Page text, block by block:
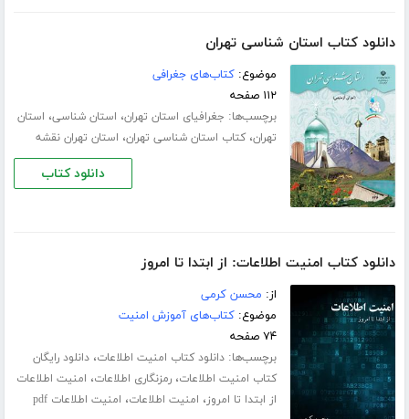
دانلود کتاب استان شناسی تهران
موضوع:کتاب‌های جغرافی
۱۱۲ صفحه
برچسب‌ها: جغرافیای استان تهران، استان شناسی، استان
تهران،کتاب استان شناسی تهران، استان تهران نقشه
دانلود کتاب
دانلود کتاب امنیت اطلاعات: از ابتدا تا امروز
از: محسن کرمی
موضوع:کتاب‌های آموزش امنیت
۷۴ صفحه
برچسب‌ها:دانلود کتاب امنیت اطلاعات،دانلود رایگان
کتاب امنیت اطلاعات،رمزنگاری اطلاعات، امنیت اطلاعات
از ابتدا تا امروز، امنیت اطلاعات، امنیت اطلاعات pdf